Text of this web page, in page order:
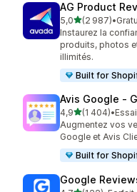
AG Product
5,0étoile(s) sur 5
(2 987)
2987 avis au total
•
Instaurez la
produits, photos
illimités.
Built for
Avis Google ‑
4,9étoile(s) sur 5
(1 404)
1404 avis au total
•
Augmentez vos
Google et Avis
Built for
Google